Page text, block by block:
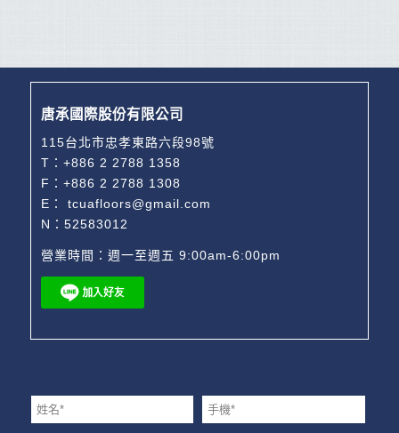
唐承國際股份有限公司
115台北市忠孝東路六段98號
T：+886 2 2788 1358
F：+886 2 2788 1308
E：
tcuafloors@gmail.com
N：52583012
營業時間：週一至週五 9:00am-6:00pm